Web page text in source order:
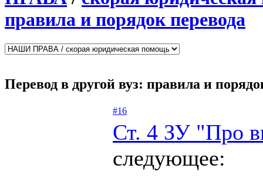
правила и порядок перевода
Перевод в другой вуз: правила и
#16
Ст. 4 ЗУ "Про
следующее: